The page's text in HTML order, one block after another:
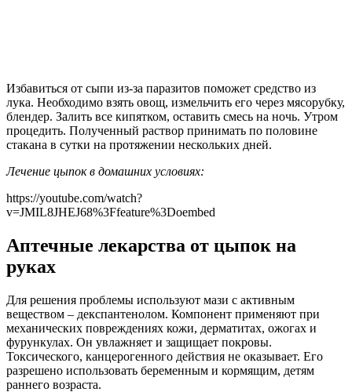
Избавиться от сыпи из-за паразитов поможет средство из
лука. Необходимо взять овощ, измельчить его через мясорубку,
блендер. Залить все кипятком, оставить смесь на ночь. Утром
процедить. Полученный раствор принимать по половине
стакана в сутки на протяжении нескольких дней.
Лечение цыпок в домашних условиях:
https://youtube.com/watch?
v=JMIL8JHEJ68%3Ffeature%3Doembed
Аптечные лекарства от цыпок на
руках
Для решения проблемы используют мази с активным
веществом – декспантенолом. Компонент применяют при
механических повреждениях кожи, дерматитах, ожогах и
фурункулах. Он увлажняет и защищает покровы.
Токсического, канцерогенного действия не оказывает. Его
разрешено использовать беременным и кормящим, детям
раннего возраста.